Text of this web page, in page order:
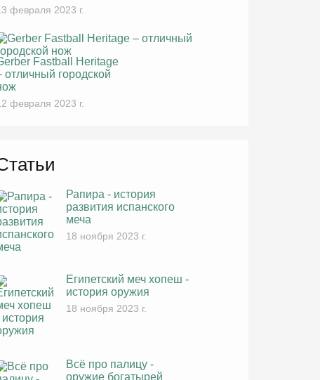
февраля 2023 г.
Fastball Heritage
отличный городской
февраля 2023 г.
Рапира - история
развития испанского
меча
18 ноября 2023 г.
Египетский меч хопеш -
история оружия
18 ноября 2023 г.
Всё про палицу -
оружие богатырей